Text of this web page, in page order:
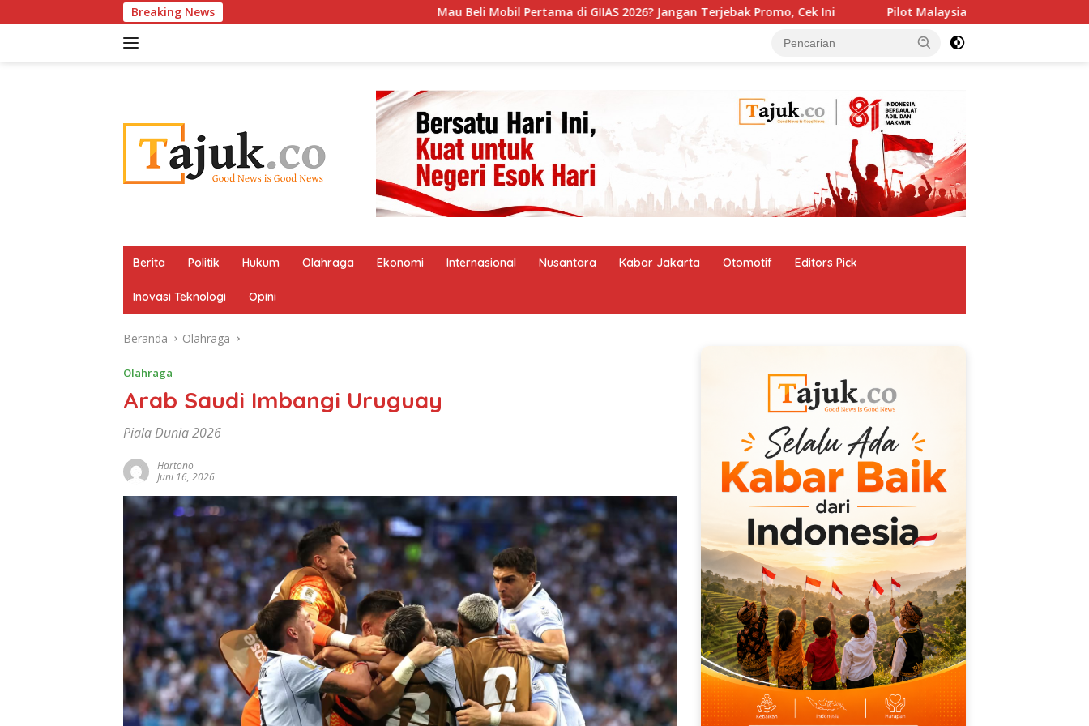
ke
Breaking News Mau Beli Mobil Pertama di GIIAS 2026? Jangan Terjebak Promo, Cek Ini Pilot Malaysia Airlines Kena Tes Narkoba Massal Usai
Berita Politik Hukum Olahraga Ekonomi Internasional Nusantara Kabar Jakarta Otomotif Editors Pick
Inovasi Teknologi Opini
Beranda Olahraga
Olahraga
Arab Saudi Imbangi Uruguay
Piala Dunia 2026
Hartono
Juni 16, 2026